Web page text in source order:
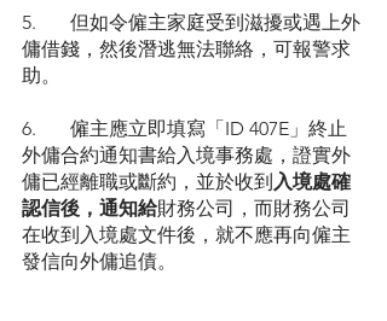
5. 	但如令僱主家庭受到滋擾或遇上外
傭借錢，然後潛逃無法聯絡，可報警求
助。
6. 	僱主應立即填寫「ID 407E」終止
外傭合約通知書給入境事務處，證實外
傭已經離職或斷約，並於收到 入境處確
認信後，通知給財務公司，而財務公司
在收到入境處文件後，就不應再向僱主
發信向外傭追債。